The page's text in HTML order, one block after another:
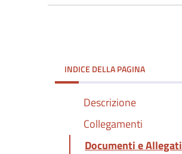
INDICE DELLA PAGINA
Descrizione
Collegamenti
Documenti e Allegati